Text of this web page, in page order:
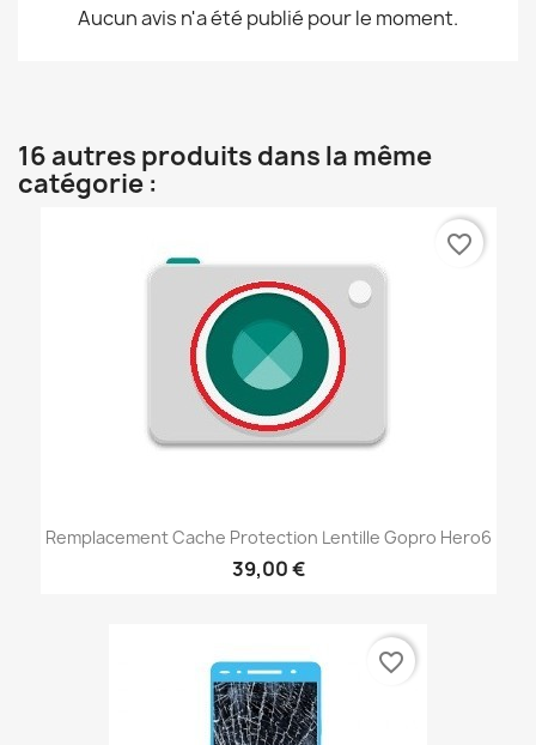
Aucun avis n'a été publié pour le moment.
16 autres produits dans la même
catégorie :
Remplacement Cache Protection Lentille Gopro Hero6
39,00 €
favorite_border
favorite_border